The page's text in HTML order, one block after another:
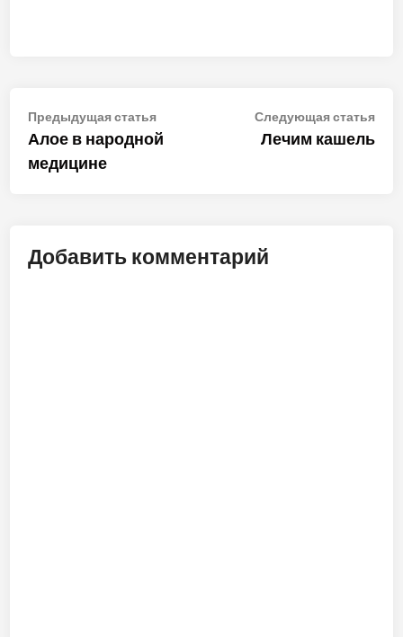
Навигация
по
записям
Предыдущая статьяПредыдущая
статья:
Алое в народной
медицине
Следующая статья
Лечим кашель
Добавить комментарий